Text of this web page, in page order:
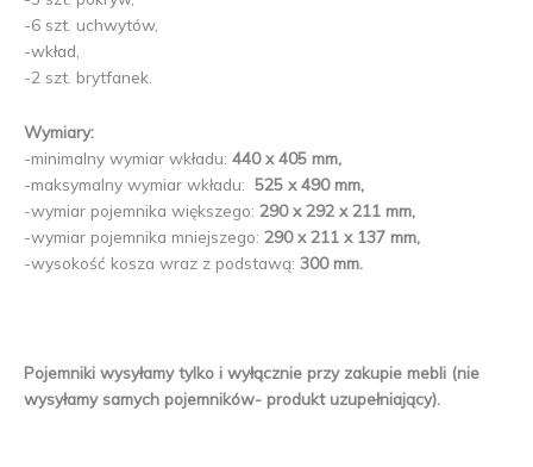
-6 szt. uchwytów,
-wkład,
-2 szt. brytfanek.
Wymiary:
-minimalny wymiar wkładu: 440 x 405 mm,
-maksymalny wymiar wkładu: 525 x 490 mm,
-wymiar pojemnika większego: 290 x 292 x 211 mm,
-wymiar pojemnika mniejszego: 290 x 211 x 137 mm,
-wysokość kosza wraz z podstawą: 300 mm.
Pojemniki wysyłamy tylko i wyłącznie przy zakupie mebli (nie
wysyłamy samych pojemników- produkt uzupełniający).